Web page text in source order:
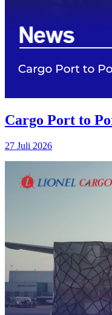
Cargo Port to
27 Juli 2026